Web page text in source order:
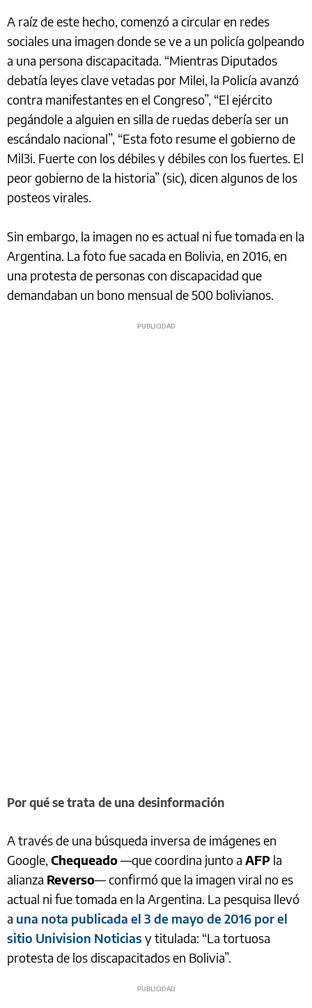
A raíz de este hecho, comenzó a circular en redes
sociales una imagen donde se ve a un policía golpeando
a una persona discapacitada. “Mientras Diputados
debatía leyes clave vetadas por Milei, la Policía avanzó
contra manifestantes en el Congreso”, “El ejército
pegándole a alguien en silla de ruedas debería ser un
escándalo nacional”, “Esta foto resume el gobierno de
Mil3i. Fuerte con los débiles y débiles con los fuertes. El
peor gobierno de la historia” (sic), dicen algunos de los
posteos virales.
Sin embargo, la imagen no es actual ni fue tomada en la
Argentina. La foto fue sacada en Bolivia, en 2016, en
una protesta de personas con discapacidad que
demandaban un bono mensual de 500 bolivianos.
Por qué se trata de una desinformación
A través de una búsqueda inversa de imágenes en
Google, Chequeado—que coordina junto a AFP la
alianza Reverso— confirmó que la imagen viral no es
actual ni fue tomada en la Argentina. La pesquisa llevó
a una nota publicada el 3 de mayo de 2016 por el
sitio Univision Noticias y titulada: “La tortuosa
protesta de los discapacitados en Bolivia”.